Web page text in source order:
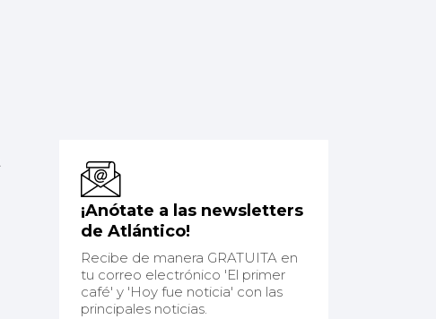
¡Anótate a las newsletters
de Atlántico!
Recibe de manera GRATUITA en
tu correo electrónico 'El primer
café' y 'Hoy fue noticia' con las
principales noticias.